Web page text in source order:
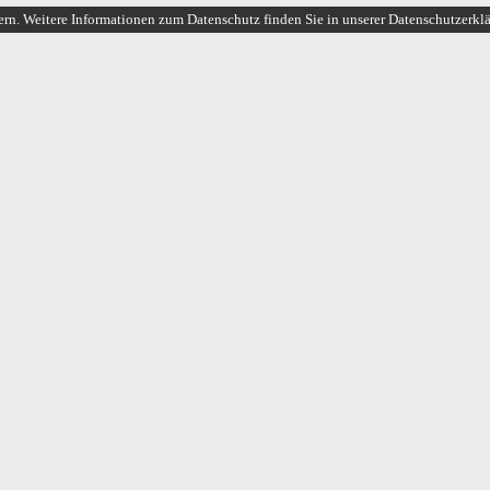
Weitere Informationen zum Datenschutz finden Sie in unserer